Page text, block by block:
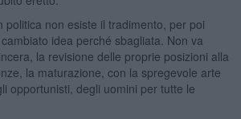
politica non esiste il tradimento, per poi
idea perché sbagliata. Non va
la revisione delle proprie posizioni alla
la maturazione, con la spregevole arte
opportunisti, degli uomini per tutte le